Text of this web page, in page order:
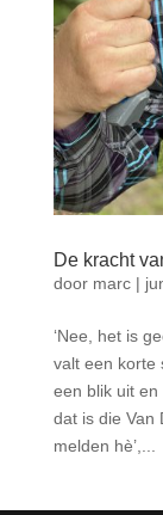
De kracht
door marc|
‘Nee, het is
valt een korte
een blik uit en
dat is die Van
melden hè’,...